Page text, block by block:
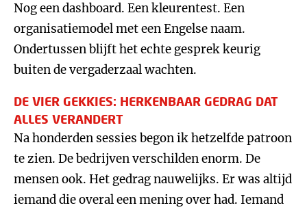
Nog een dashboard. Een kleurentest. Een
organisatiemodel met een Engelse naam.
Ondertussen blijft het echte gesprek keurig
buiten de vergaderzaal wachten.
DE VIER GEKKIES: HERKENBAAR GEDRAG DAT
ALLES VERANDERT
Na honderden sessies begon ik hetzelfde patroon
te zien. De bedrijven verschilden enorm. De
mensen ook. Het gedrag nauwelijks. Er was altijd
iemand die overal een mening over had. Iemand